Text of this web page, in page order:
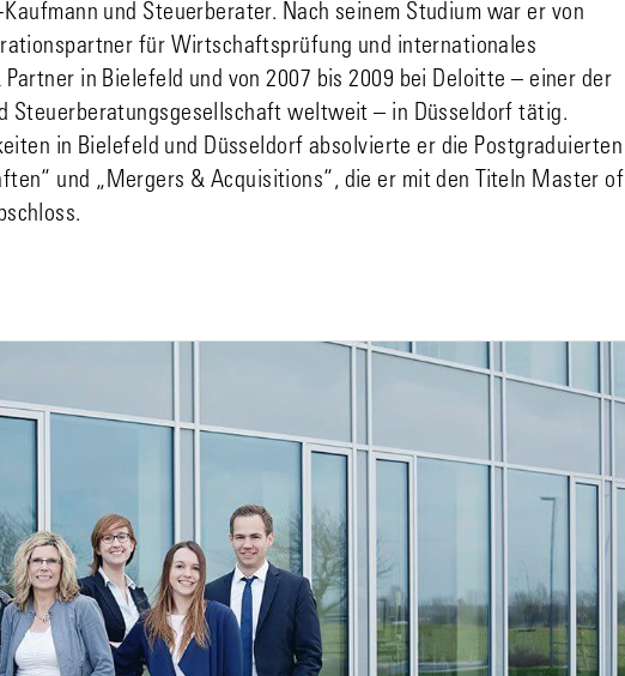
und Steuerberater. Nach seinem Studium war er von
für Wirtschaftsprüfung und internationales
Partner in Bielefeld und von 2007 bis 2009 bei Deloitte – einer der
Steuerberatungsgesellschaft weltweit – in Düsseldorf tätig.
in Bielefeld und Düsseldorf absolvierte er die Postgraduierten
und „Mergers & Acquisitions“, die er mit den Titeln Master of